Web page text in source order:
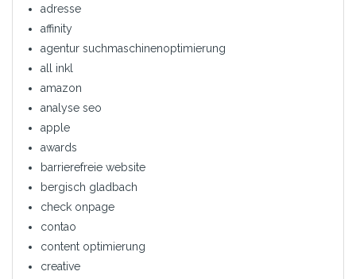
adresse
affinity
agentur suchmaschinenoptimierung
all inkl
amazon
analyse seo
apple
awards
barrierefreie website
bergisch gladbach
check onpage
contao
content optimierung
creative